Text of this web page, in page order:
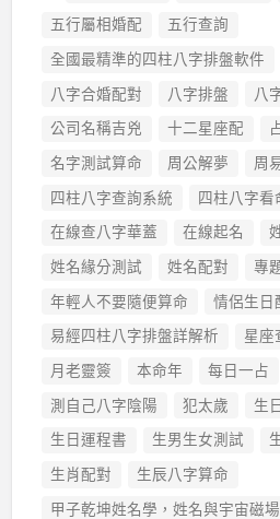
五行屬相婚配
五行查詢
全國最精準的四柱八字排盤軟件
八字合婚配對
八字排盤 八
公司名稱吉兇
十二星座配
名字測試算命
周公解夢 周
四柱八字查詢系統
四柱八字看
在線查八字華蓋
在線起名
姓名緣分測試
姓名配對
專
年輕人不要隨便算命
情侶生日
易經四柱八字排盤詳解析
星座
月老靈簽
本命年 每日一占
測自己八字陰陽
犯太歲
生
生日運程書
生男生女測試
生肖配對
生辰八字算命
甲子乾坤姓名學，姓名與宇宙磁